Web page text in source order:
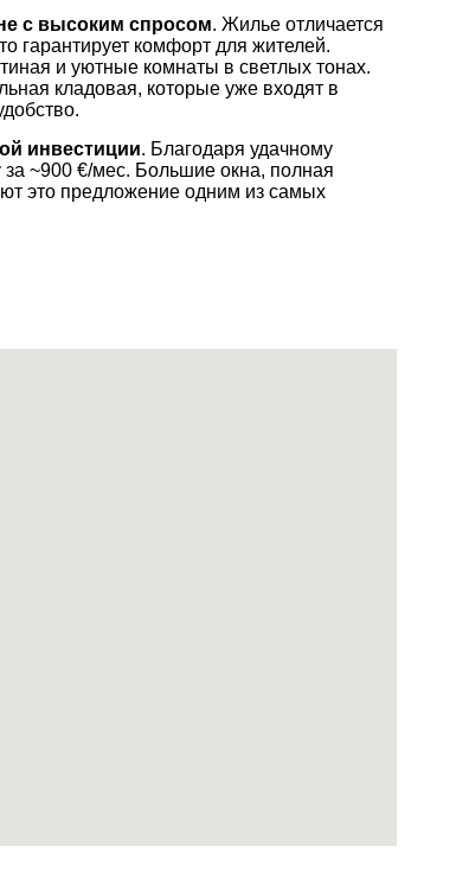
с высоким спросом. Жилье отличается
гарантирует комфорт для жителей.
и уютные комнаты в светлых тонах.
кладовая, которые уже входят в
инвестиции. Благодаря удачному
за ~900 €/мес. Большие окна, полная
это предложение одним из самых